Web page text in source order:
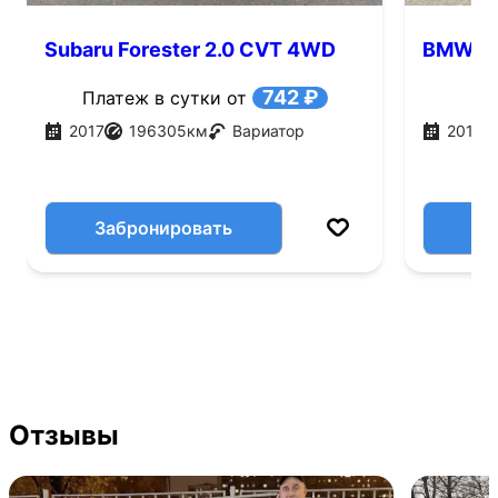
Subaru Forester 2.0 CVT 4WD
Платеж в сутки от 742 ₽
2017 196305км Вариатор
Забронировать
BMW 1
2019
Отзывы